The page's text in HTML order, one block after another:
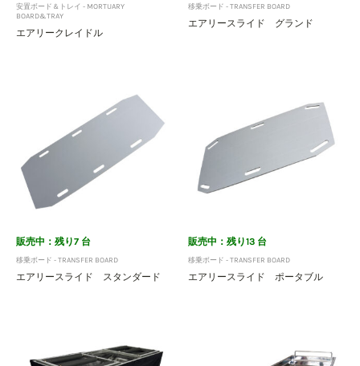
安置ボード＆トレイ - MORTUARY
BOARD&TRAY
エアリークレイドル
移乗ボード - TRANSFER BOARD
エアリースライド グランド
販売中：残り7 台
移乗ボード - TRANSFER BOARD
エアリースライド スタンダード
販売中：残り13 台
移乗ボード - TRANSFER BOARD
エアリースライド ポータブル